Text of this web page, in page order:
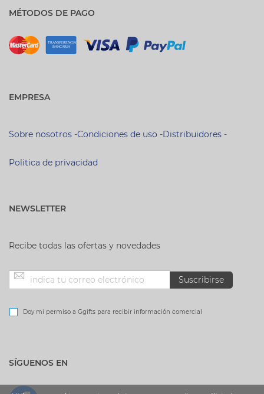
MÉTODOS DE PAGO
EMPRESA
Sobre nosotros -Condiciones de uso -Distribuidores -
Politica de privacidad
NEWSLETTER
Recibe todas las ofertas y novedades
Inscríbase
a
boletín
Suscribirse
Doy mi permiso a Ggifts para recibir información comercial
SÍGUENOS EN